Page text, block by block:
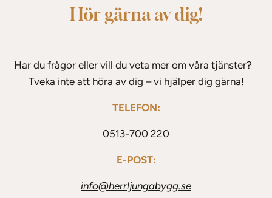
Hör gärna av dig!
Har du frågor eller vill du veta mer om våra tjänster?
Tveka inte att höra av dig – vi hjälper dig gärna!
TELEFON:
0513-700 220
E-POST:
info@herrljungabygg.se